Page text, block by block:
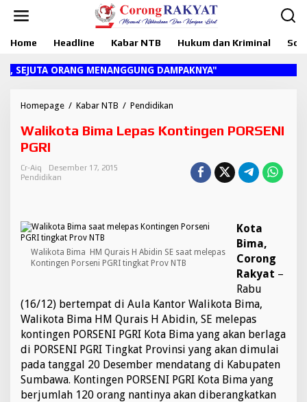
Home Headline Kabar NTB Hukum dan Kriminal
ORANG MENANGGUNG DAMPAKNYA"
Homepage / Kabar NTB / Pendidikan
l
m
L
e
s
K
o
n
t
i
n
g
Walikota Bima Lepas Kontingen PORSENI
PGRI
Cr-Aiq
Desember 17, 2015
Pendidikan
Walikota Bima HM Qurais H Abidin SE saat melepas
Kontingen Porseni PGRI tingkat Prov NTB
Kota
Bima,
Corong
Rakyat –
Rabu
(16/12) bertempat di Aula Kantor Walikota Bima,
Walikota Bima HM Qurais H Abidin, SE melepas
kontingen PORSENI PGRI Kota Bima yang akan berlaga
di PORSENI PGRI Tingkat Provinsi yang akan dimulai
pada tanggal 20 Desember mendatang di Kabupaten
Sumbawa. Kontingen PORSENI PGRI Kota Bima yang
berjumlah 120 orang nantinya akan diberangkatkan